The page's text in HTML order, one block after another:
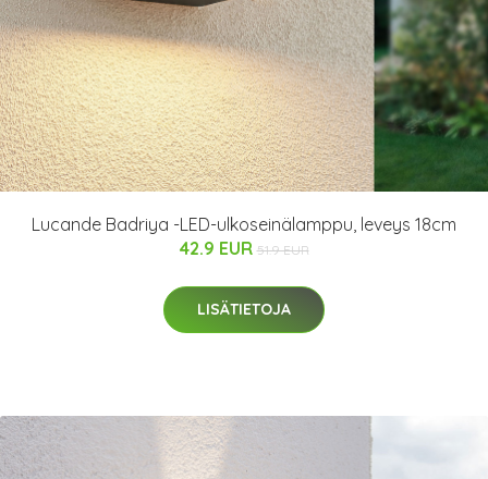
Lucande Badriya -LED-ulkoseinälamppu, leveys 18cm
42.9 EUR 51.9 EUR
LISÄTIETOJA